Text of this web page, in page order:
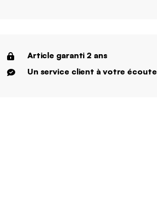
Article garanti 2 ans
Un service client à votre écoute